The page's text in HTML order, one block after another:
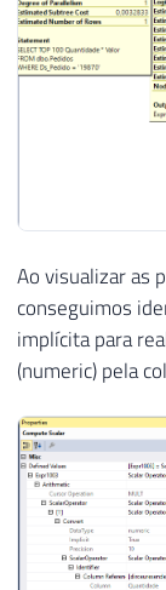
Ao visualizar as
conseguimos
implícita para
(numeric) pela